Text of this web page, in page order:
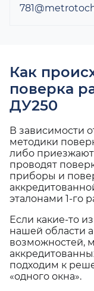
Как
поверка
ДУ250
В зависимости
методики
либо
проводят
приборы и
эталонами 1-го
Если какие-то
нашей области
возможностей,
подходим к
«одного окна».